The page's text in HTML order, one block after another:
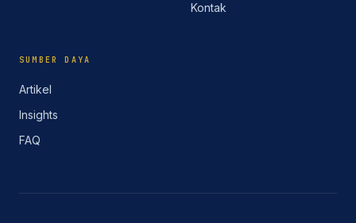
Kontak
SUMBER DAYA
Artikel
Insights
FAQ